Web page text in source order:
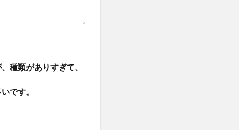
種類がありすぎて、
です。